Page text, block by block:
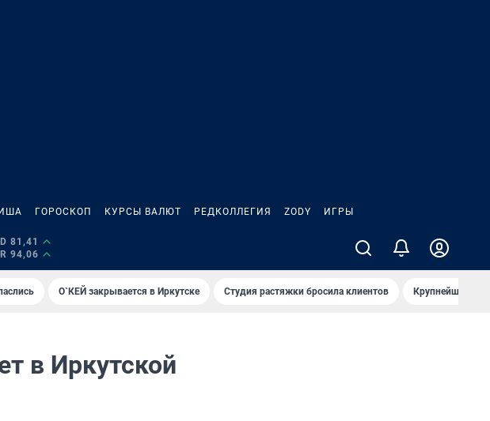
ГОРОСКОП КУРСЫ ВАЛЮТ РЕДКОЛЛЕГИЯ ZODY ИГРЫ
81,41
94,06
О`КЕЙ закрывается в Иркутске Студия растяжки бросила клиентов Крупнейшие
в Иркутской